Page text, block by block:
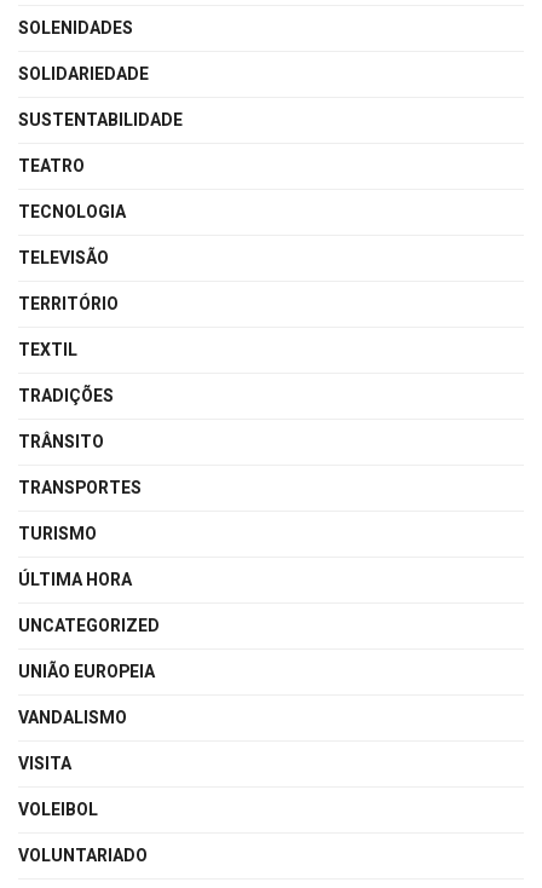
SOLENIDADES
SOLIDARIEDADE
SUSTENTABILIDADE
TEATRO
TECNOLOGIA
TELEVISÃO
TERRITÓRIO
TEXTIL
TRADIÇÕES
TRÂNSITO
TRANSPORTES
TURISMO
ÚLTIMA HORA
UNCATEGORIZED
UNIÃO EUROPEIA
VANDALISMO
VISITA
VOLEIBOL
VOLUNTARIADO